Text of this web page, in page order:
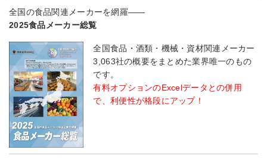
全国の食品関連メーカーを網羅――
2025食品メーカー総覧
全国食品・酒類・機械・資材関連メーカー
3,063社の概要をまとめた業界唯一のもの
です。
有料オプションのExcelデータとの併用
で、利便性が格段にアップ！